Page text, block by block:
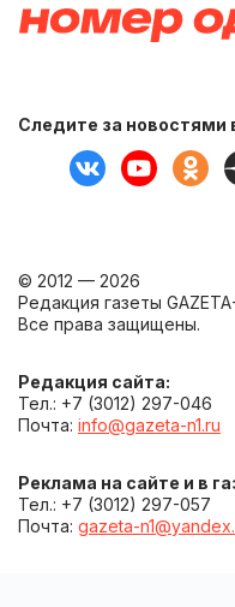
Следите за новостями
© 2012 — 2026
Редакция газеты
Все права защищены.
Редакция сайта:
Тел.: +7 (3012) 297-046
Почта: info@gazeta-n1.ru
Реклама на сайте и в
Тел.: +7 (3012) 297-057
Почта: gazeta-